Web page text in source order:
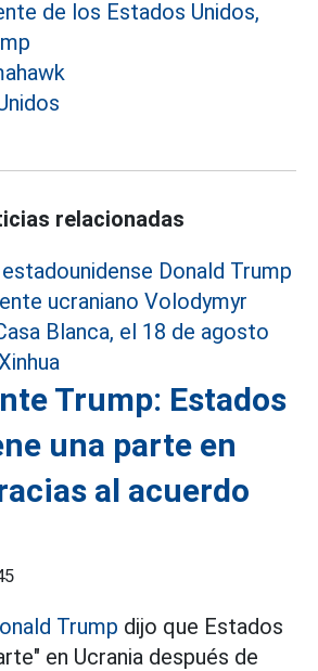
de los Estados Unidos,
relacionadas
Trump: Estados
una parte en
al acuerdo
Trump dijo que Estados
en Ucrania después de